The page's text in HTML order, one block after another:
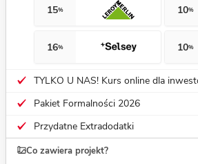
15% 10%
16% 10%
TYLKO U NAS! Kurs online dla
Pakiet Formalności 2026
Przydatne Extradodatki
Co zawiera projekt?